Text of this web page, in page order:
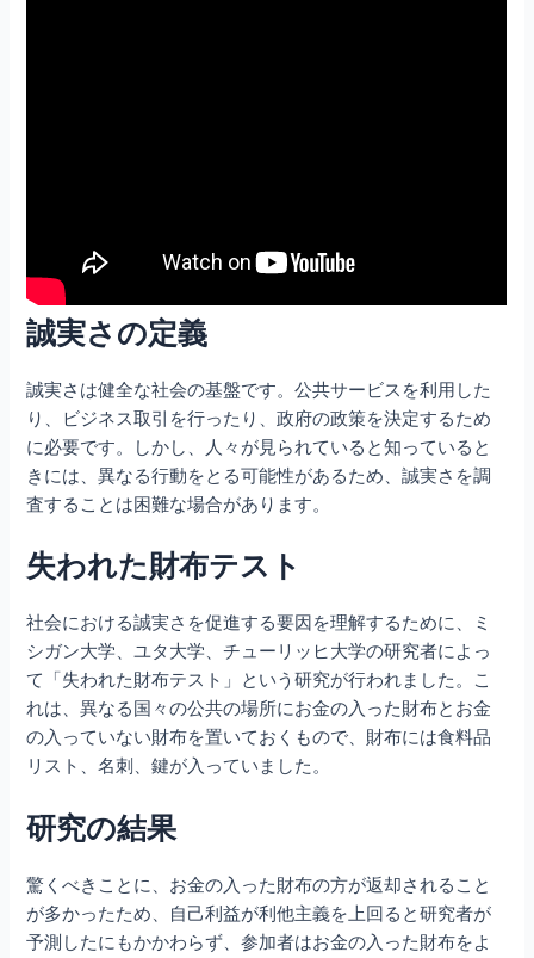
誠実さの定義
誠実さは健全な社会の基盤です。公共サービスを利用した
り、ビジネス取引を行ったり、政府の政策を決定するため
に必要です。しかし、人々が見られていると知っていると
きには、異なる行動をとる可能性があるため、誠実さを調
査することは困難な場合があります。
失われた財布テスト
社会における誠実さを促進する要因を理解するために、ミ
シガン大学、ユタ大学、チューリッヒ大学の研究者によっ
て「失われた財布テスト」という研究が行われました。こ
れは、異なる国々の公共の場所にお金の入った財布とお金
の入っていない財布を置いておくもので、財布には食料品
リスト、名刺、鍵が入っていました。
研究の結果
驚くべきことに、お金の入った財布の方が返却されること
が多かったため、自己利益が利他主義を上回ると研究者が
予測したにもかかわらず、参加者はお金の入った財布をよ